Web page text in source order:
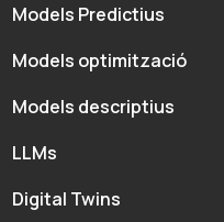
Models Predictius
Models optimització
Models descriptius
LLMs
Digital Twins